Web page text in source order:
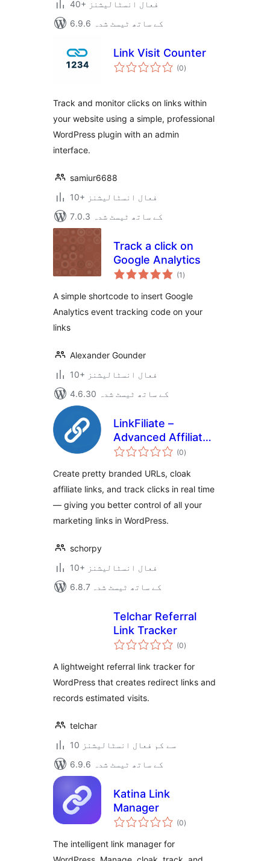
40+ فعال انسٹالیشنز
6.9.6 کے ساتھ ٹیسٹ شدہ
Link Visit Counter
(0مجموعی
درجہ
)
Track and monitor clicks on links within
your website using a simple, professional
WordPress plugin with an admin
interface.
samiur6688
10+ فعال انسٹالیشنز
7.0.3 کے ساتھ ٹیسٹ شدہ
Track a click on
Google Analytics
(1 مجموعی
درجہ
)
A simple shortcode to insert Google
Analytics event tracking code on your
links
Alexander Gounder
10+ فعال انسٹالیشنز
4.6.30 کے ساتھ ٹیسٹ شدہ
LinkFiliate –
Advanced Affiliate
Link Management,
Links, Click
Tracking &
Analytics
(0مجموعی
درجہ
)
Create pretty branded URLs, cloak
affiliate links, and track clicks in real time
— giving you better control of all your
marketing links in WordPress.
schorpy
10+ فعال انسٹالیشنز
6.8.7 کے ساتھ ٹیسٹ شدہ
Telchar Referral
Link Tracker
(0مجموعی
درجہ
)
A lightweight referral link tracker for
WordPress that creates redirect links and
records estimated visits.
telchar
10 سے کم فعال انسٹالیشنز
6.9.6 کے ساتھ ٹیسٹ شدہ
Katina Link
Manager
(0مجموعی
درجہ
)
The intelligent link manager for